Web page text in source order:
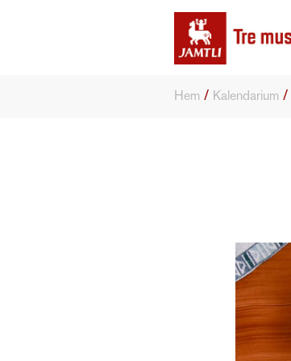
Hem / Kalendarium /